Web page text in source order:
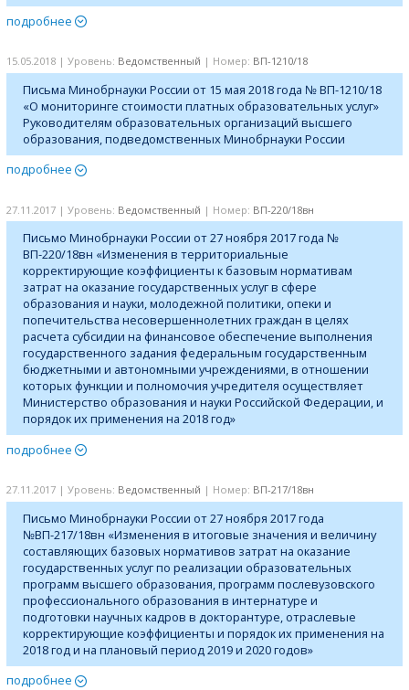
подробнее
15.05.2018 | Уровень: Ведомственный | Номер: ВП-1210/18
Письма Минобрнауки России от 15 мая 2018 года № ВП-1210/18
«О мониторинге стоимости платных образовательных услуг»
Руководителям образовательных организаций высшего
образования, подведомственных Минобрнауки России
подробнее
27.11.2017 | Уровень: Ведомственный | Номер: ВП-220/18вн
Письмо Минобрнауки России от 27 ноября 2017 года №
ВП-220/18вн «Изменения в территориальные
корректирующие коэффициенты к базовым нормативам
затрат на оказание государственных услуг в сфере
образования и науки, молодежной политики, опеки и
попечительства несовершеннолетних граждан в целях
расчета субсидии на финансовое обеспечение выполнения
государственного задания федеральным государственным
бюджетными и автономными учреждениями, в отношении
которых функции и полномочия учредителя осуществляет
Министерство образования и науки Российской Федерации, и
порядок их применения на 2018 год»
подробнее
27.11.2017 | Уровень: Ведомственный | Номер: ВП-217/18вн
Письмо Минобрнауки России от 27 ноября 2017 года
№ВП-217/18вн «Изменения в итоговые значения и величину
составляющих базовых нормативов затрат на оказание
государственных услуг по реализации образовательных
программ высшего образования, программ послевузовского
профессионального образования в интернатуре и
подготовки научных кадров в докторантуре, отраслевые
корректирующие коэффициенты и порядок их применения на
2018 год и на плановый период 2019 и 2020 годов»
подробнее